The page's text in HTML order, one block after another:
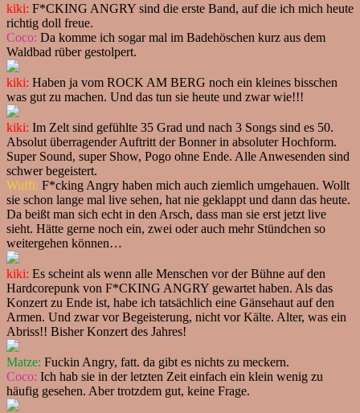
kiki: F*CKING ANGRY sind die erste Band, auf die ich mich heute
richtig doll freue.
Coco: Da komme ich sogar mal im Badehöschen kurz aus dem
Waldbad rüber gestolpert.
kiki: Haben ja vom ROCK AM BERG noch ein kleines bisschen
was gut zu machen. Und das tun sie heute und zwar wie!!!
kiki: Im Zelt sind gefühlte 35 Grad und nach 3 Songs sind es 50.
Absolut überragender Auftritt der Bonner in absoluter Hochform.
Super Sound, super Show, Pogo ohne Ende. Alle Anwesenden sind
schwer begeistert.
Wuffi: F*cking Angry haben mich auch ziemlich umgehauen. Wollt
sie schon lange mal live sehen, hat nie geklappt und dann das heute.
Da beißt man sich echt in den Arsch, dass man sie erst jetzt live
sieht. Hätte gerne noch ein, zwei oder auch mehr Stündchen so
weitergehen können…
kiki: Es scheint als wenn alle Menschen vor der Bühne auf den
Hardcorepunk von F*CKING ANGRY gewartet haben. Als das
Konzert zu Ende ist, habe ich tatsächlich eine Gänsehaut auf den
Armen. Und zwar vor Begeisterung, nicht vor Kälte. Alter, was ein
Abriss!! Bisher Konzert des Jahres!
Matze: Fuckin Angry, fatt. da gibt es nichts zu meckern.
Coco: Ich hab sie in der letzten Zeit einfach ein klein wenig zu
häufig gesehen. Aber trotzdem gut, keine Frage.